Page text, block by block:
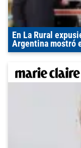
En La Rural
Argentina mostró